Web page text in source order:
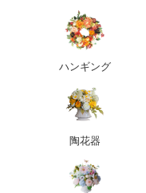
ハンギング
陶花器